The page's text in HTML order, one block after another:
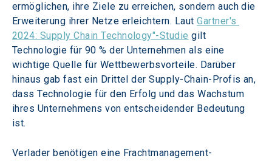
ermöglichen, ihre Ziele zu erreichen, sondern auch die
Erweiterung ihrer Netze erleichtern. Laut Gartner's
2024: Supply Chain Technology"-Studie gilt
Technologie für 90 % der Unternehmen als eine
wichtige Quelle für Wettbewerbsvorteile. Darüber
hinaus gab fast ein Drittel der Supply-Chain-Profis an,
dass Technologie für den Erfolg und das Wachstum
ihres Unternehmens von entscheidender Bedeutung
ist.
Verlader benötigen eine Frachtmanagement-